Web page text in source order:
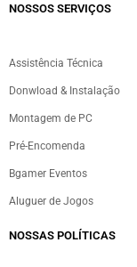
NOSSOS SERVIÇOS​
Assistência Técnica
Donwload & Instalação
Montagem de PC
Pré-Encomenda
Bgamer Eventos
Aluguer de Jogos
NOSSAS POLÍTICAS